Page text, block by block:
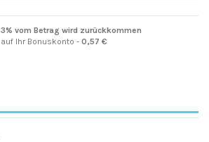
3% vom Betrag wird zurückkommen
auf Ihr Bonuskonto - 0,57 €